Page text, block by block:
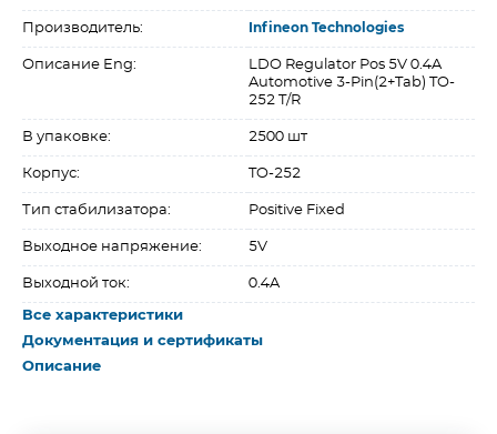
Производитель: Infineon Technologies
Описание Eng:
LDO Regulator Pos 5V 0.4A
Automotive 3-Pin(2+Tab) TO-
252 T/R
В упаковке: 2500 шт
Корпус: TO-252
Тип стабилизатора: Positive Fixed
Выходное напряжение: 5V
Выходной ток: 0.4A
Все характеристики
Документация и сертификаты
Описание